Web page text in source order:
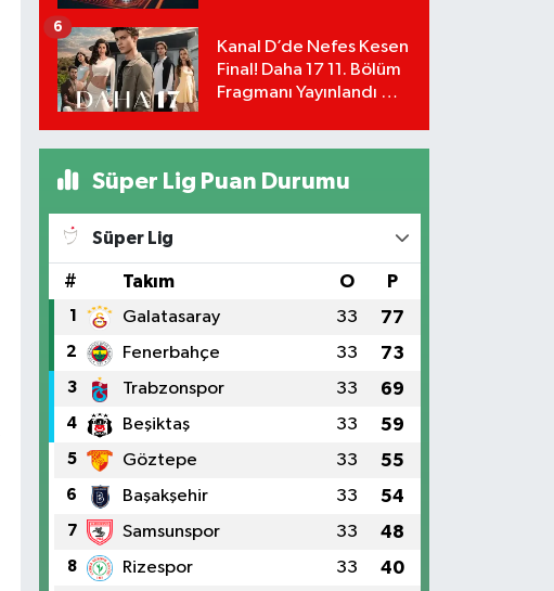
Detayları!
Kanal D’de Nefes Kesen
Final! Daha 17 11. Bölüm
Fragmanı Yayınlandı Mı?
6
Süper Lig Puan Durumu
Süper Lig
# Takım O P
1 Galatasaray 33 77
2 Fenerbahçe 33 73
3 Trabzonspor 33 69
4 Beşiktaş 33 59
5 Göztepe 33 55
6 Başakşehir 33 54
7 Samsunspor 33 48
8 Rizespor 33 40